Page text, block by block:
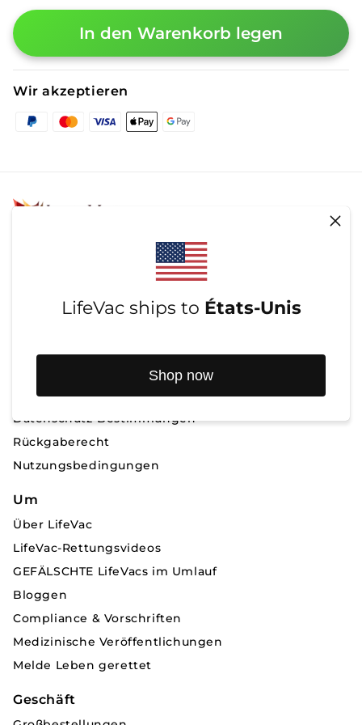
Shipping
Shipping
In den Warenkorb legen
Wir akzeptieren
Zahlungsmethoden
LifeVac wird in Europa hergestellt
Versandinformationen
Datenschutz-Bestimmungen
Rückgaberecht
Nutzungsbedingungen
Um
Über LifeVac
LifeVac-Rettungsvideos
GEFÄLSCHTE LifeVacs im Umlauf
Bloggen
Compliance & Vorschriften
Medizinische Veröffentlichungen
Melde Leben gerettet
Geschäft
LifeVac ships to États-Unis
Shop now